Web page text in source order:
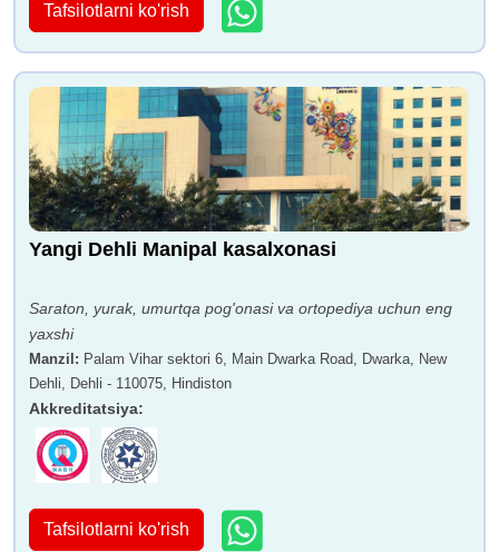
Tafsilotlarni ko'rish
Yangi Dehli Manipal kasalxonasi
Saraton, yurak, umurtqa pog'onasi va ortopediya uchun eng
yaxshi
Manzil : Palam Vihar sektori 6, Main Dwarka Road, Dwarka, New
Dehli, Dehli - 110075, Hindiston
Akkreditatsiya:
Tafsilotlarni ko'rish